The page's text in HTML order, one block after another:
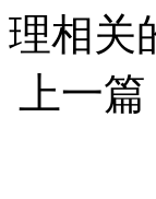
理相关
上一篇